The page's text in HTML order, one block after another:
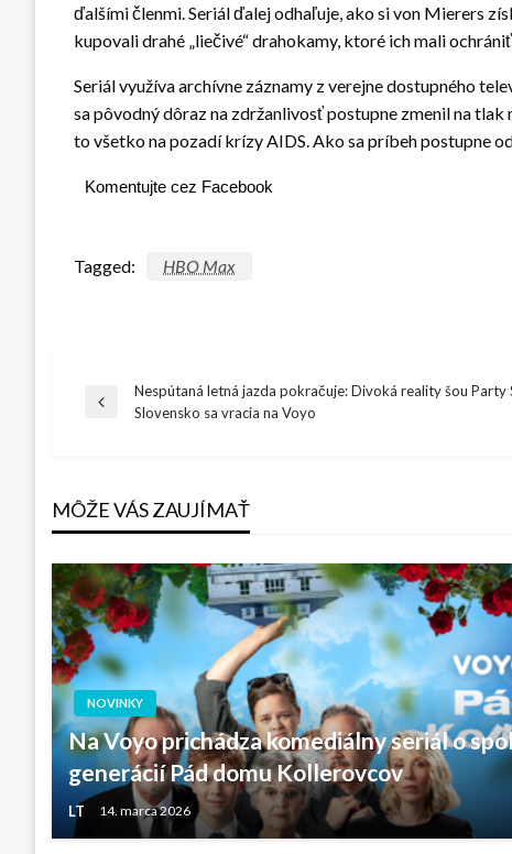
ďalšími členmi. Seriál ďalej odhaľuje, ako si von Mierers
kupovali drahé „liečivé“ drahokamy, ktoré ich mali
Seriál využíva archívne záznamy z verejne dostupného
sa pôvodný dôraz na zdržanlivosť postupne zmenil na
to všetko na pozadí krízy AIDS. Ako sa príbeh postupne
Komentujte cez Facebook
Tagged: HBO Max
Navigácia
článku
Previous
Nespútaná letná jazda pokračuje: Divoká reality šou Party
Slovensko sa vracia na Voyo
MÔŽE VÁS ZAUJÍMAŤ
NOVINKY
Na Voyo prichádza komediálny seriál o
generácií Pád domu Kollerovcov
LT 14. marca 2026